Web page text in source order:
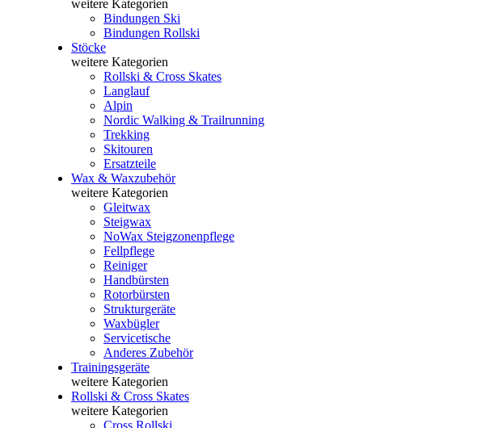
weitere Kategorien
Bindungen Ski
Bindungen Rollski
Stöcke
weitere Kategorien
Rollski & Cross Skates
Langlauf
Alpin
Nordic Walking & Trailrunning
Trekking
Skitouren
Ersatzteile
Wax & Waxzubehör
weitere Kategorien
Gleitwax
Steigwax
NoWax Steigzonenpflege
Fellpflege
Reiniger
Handbürsten
Rotorbürsten
Strukturgeräte
Waxbügler
Servicetische
Anderes Zubehör
Trainingsgeräte
weitere Kategorien
Rollski & Cross Skates
weitere Kategorien
Cross Rollski